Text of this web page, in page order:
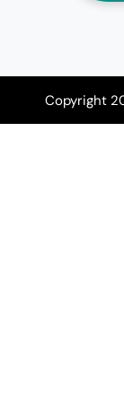
Copyright